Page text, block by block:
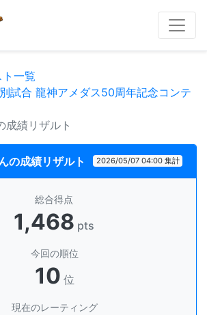
ト一覧
別試合 龍神アメダス50周年記念コンテ
成績リザルト
の成績リザルト 2026/05/07 04:00 集計
総合得点
1,468 pts
今回の順位
10 位
現在のレーティング